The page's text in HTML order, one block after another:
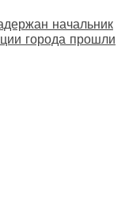
начальник
города прошли